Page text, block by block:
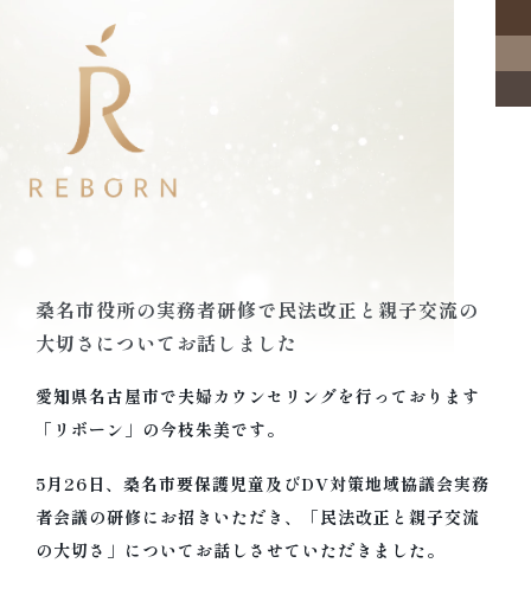
桑名市役所の実務者研修で民法改正と親子交流の
大切さについてお話しました
愛知県名古屋市で夫婦カウンセリングを行っております
「リボーン」の今枝朱美です。
5月26日、桑名市要保護児童及びDV対策地域協議会実務
者会議の研修にお招きいただき、「民法改正と親子交流
の大切さ」についてお話しさせていただきました。